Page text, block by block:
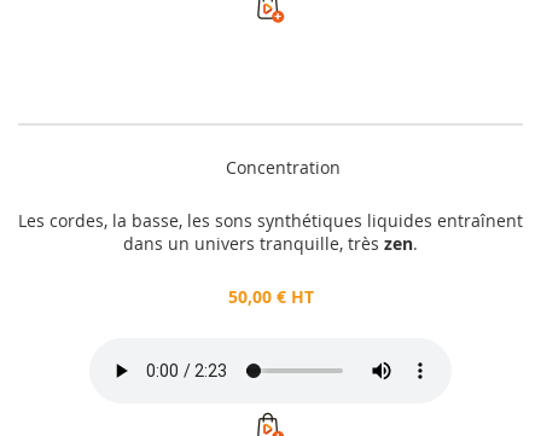
Concentration
Les cordes, la basse, les sons synthétiques liquides entraînent
dans un univers tranquille, très zen.
50,00 € HT